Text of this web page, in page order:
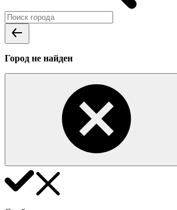
Город не найден